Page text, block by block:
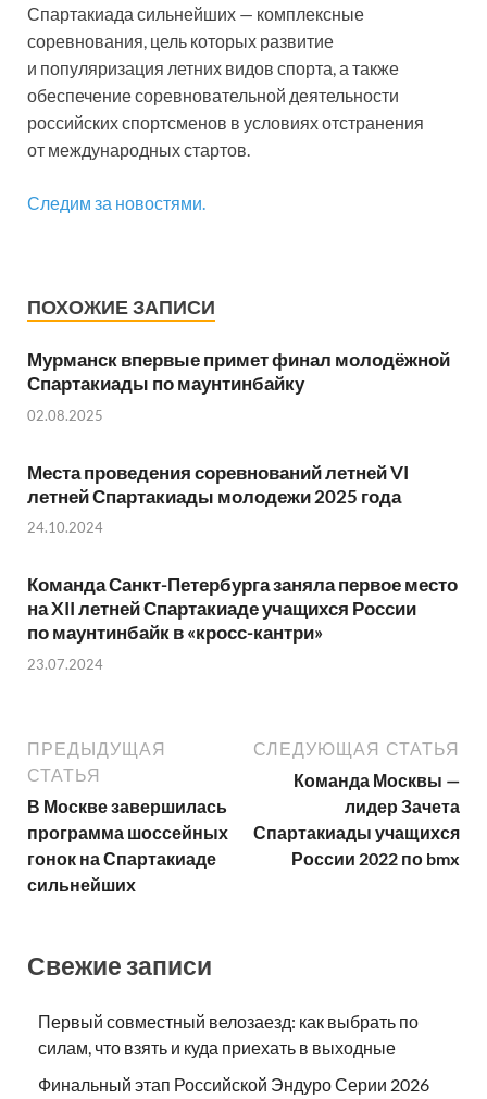
Спартакиада сильнейших — комплексные
соревнования, цель которых развитие
и популяризация летних видов спорта, а также
обеспечение соревновательной деятельности
российских спортсменов в условиях отстранения
от международных стартов.
Следим за новостями.
ПОХОЖИЕ ЗАПИСИ
Мурманск впервые примет финал молодёжной
Спартакиады по маунтинбайку
02.08.2025
Места проведения соревнований летней VI
летней Спартакиады молодежи 2025 года
24.10.2024
Команда Санкт-Петербурга заняла первое место
на XII летней Спартакиаде учащихся России
по маунтинбайк в «кросс-кантри»
23.07.2024
ПРЕДЫДУЩАЯ
СТАТЬЯ
В Москве завершилась
программа шоссейных
гонок на Спартакиаде
сильнейших
СЛЕДУЮЩАЯ СТАТЬЯ
Команда Москвы —
лидер Зачета
Спартакиады учащихся
России 2022 по bmx
Свежие записи
Первый совместный велозаезд: как выбрать по
силам, что взять и куда приехать в выходные
Финальный этап Российской Эндуро Серии 2026